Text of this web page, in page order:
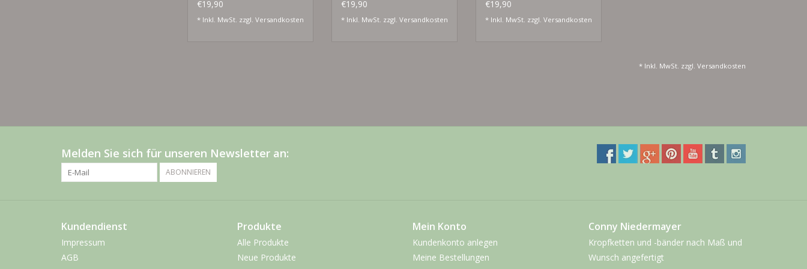
gold
€19,90
* Inkl. MwSt. zzgl. Versandkosten
€19,90
* Inkl. MwSt. zzgl. Versandkosten
gold grün
€19,90
* Inkl. MwSt. zzgl. Versandkosten
* Inkl. MwSt. zzgl. Versandkosten
Melden Sie sich für unseren Newsletter an:
ABONNIEREN
Kundendienst
Impressum
AGB
Produkte
Alle Produkte
Neue Produkte
Mein Konto
Kundenkonto anlegen
Meine Bestellungen
Conny Niedermayer
Kropfketten und -bänder nach Maß und
Wunsch angefertigt